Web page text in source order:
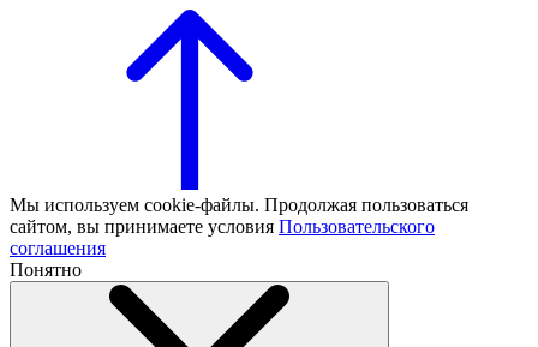
Мы используем cookie-файлы. Продолжая пользоваться
сайтом, вы принимаете условия Пользовательского
соглашения
Понятно